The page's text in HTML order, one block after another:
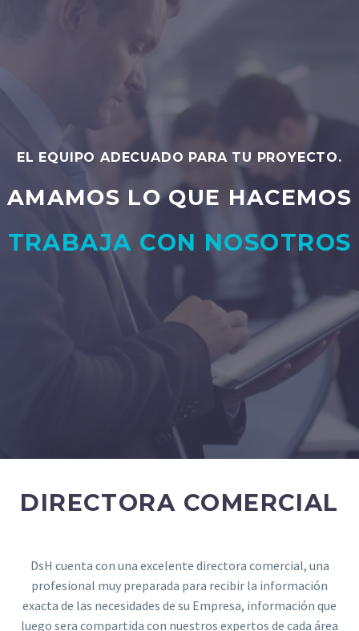
EL EQUIPO ADECUADO PARA TU PROYECTO.
AMAMOS LO QUE HACEMOS
TRABAJA CON NOSOTROS
DIRECTORA COMERCIAL
DsH cuenta con una excelente directora comercial, una
profesional muy preparada para recibir la información
exacta de las necesidades de su Empresa, información que
luego sera compartida con nuestros expertos de cada área